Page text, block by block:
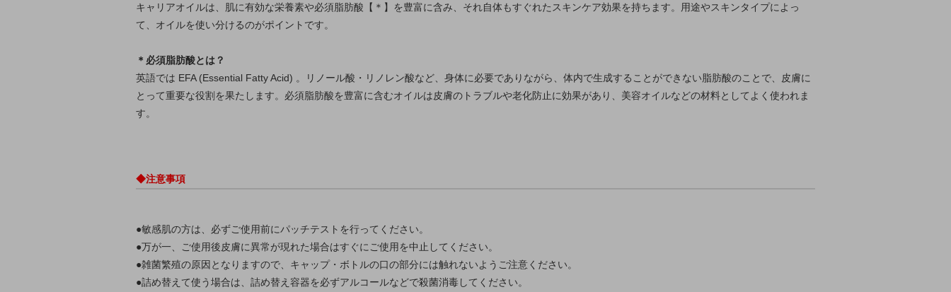
キャリアオイルは、肌に有効な栄養素や必須脂肪酸【＊】を豊富に含み、それ自体もすぐれたスキンケア効果を持ちます。用途やスキンタイプによっ
て、オイルを使い分けるのがポイントです。
＊必須脂肪酸とは？
英語では EFA (Essential Fatty Acid) 。リノール酸・リノレン酸など、身体に必要でありながら、体内で生成することができない脂肪酸のことで、皮膚に
とって重要な役割を果たします。必須脂肪酸を豊富に含むオイルは皮膚のトラブルや老化防止に効果があり、美容オイルなどの材料としてよく使われま
す。
◆注意事項
●敏感肌の方は、必ずご使用前にパッチテストを行ってください。
●万が一、ご使用後皮膚に異常が現れた場合はすぐにご使用を中止してください。
●雑菌繁殖の原因となりますので、キャップ・ボトルの口の部分には触れないようご注意ください。
●詰め替えて使う場合は、詰め替え容器を必ずアルコールなどで殺菌消毒してください。